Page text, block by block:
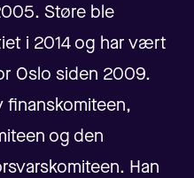
Støre ble
i 2014 og har vært
Oslo siden 2009.
finanskomiteen,
og den
Han